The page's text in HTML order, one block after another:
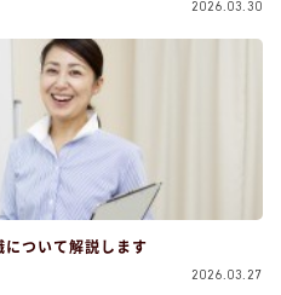
2026.03.30
について解説します
2026.03.27